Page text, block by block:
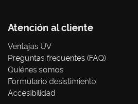
Atención al cliente
Ventajas UV
Preguntas frecuentes (FAQ)
Quiénes somos
Formulario desistimiento
Accesibilidad